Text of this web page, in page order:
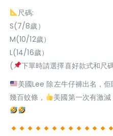
尺碼:
S(7/8歲）
M(10/12歲）
L(14/16歲）
(
下單時請選擇喜好款式和尺
美國Lee 除左牛仔褲出名，
幾百蚊條，
美國第一次有激